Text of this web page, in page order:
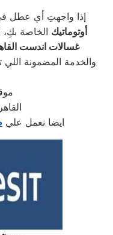
إذا واجهتِ أي عطل
أوتوماتيك الخاصة بكِ،
غسالات اندست
والخدمة المضمونة
ايضا نعمل علي